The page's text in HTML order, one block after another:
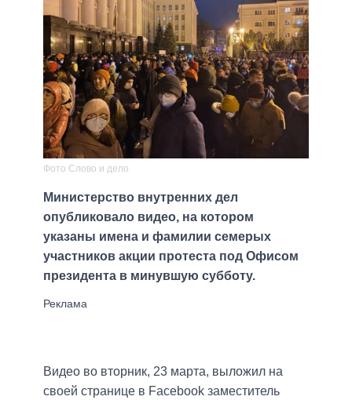
Фото Слово и дело
Министерство внутренних дел
опубликовало видео, на котором
указаны имена и фамилии семерых
участников акции протеста под Офисом
президента в минувшую субботу.
Видео во вторник, 23 марта, выложил на
своей странице в Facebook заместитель